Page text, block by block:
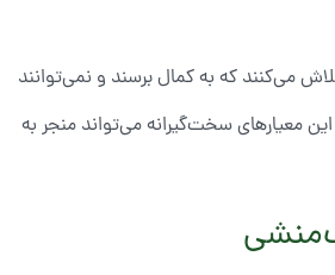
می‌کنند که به کمال برسند و نمی‌توانند
معیارهای سخت‌گیرانه می‌تواند منجر به